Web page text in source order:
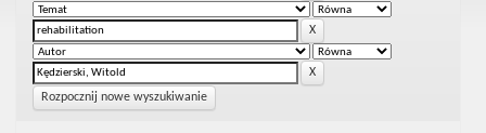
Rozpocznij nowe wyszukiwanie